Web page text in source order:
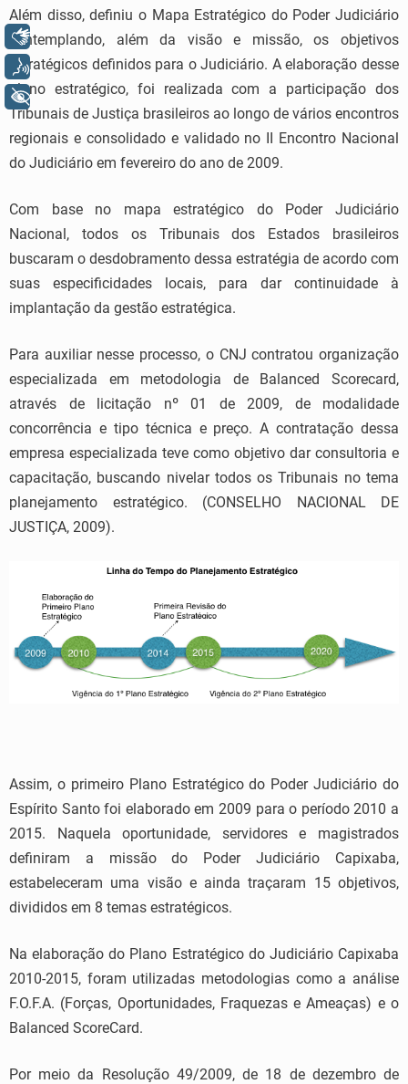
Além disso, definiu o Mapa Estratégico do Poder Judiciário
contemplando, além da visão e missão, os objetivos
estratégicos definidos para o Judiciário. A elaboração desse
plano estratégico, foi realizada com a participação dos
Tribunais de Justiça brasileiros ao longo de vários encontros
regionais e consolidado e validado no II Encontro Nacional
do Judiciário em fevereiro do ano de 2009.
Com base no mapa estratégico do Poder Judiciário
Nacional, todos os Tribunais dos Estados brasileiros
buscaram o desdobramento dessa estratégia de acordo com
suas especificidades locais, para dar continuidade à
implantação da gestão estratégica.
Para auxiliar nesse processo, o CNJ contratou organização
especializada em metodologia de Balanced Scorecard,
através de licitação nº 01 de 2009, de modalidade
concorrência e tipo técnica e preço. A contratação dessa
empresa especializada teve como objetivo dar consultoria e
capacitação, buscando nivelar todos os Tribunais no tema
planejamento estratégico. (CONSELHO NACIONAL DE
JUSTIÇA, 2009).
Assim, o primeiro Plano Estratégico do Poder Judiciário do
Espírito Santo foi elaborado em 2009 para o período 2010 a
2015. Naquela oportunidade, servidores e magistrados
definiram a missão do Poder Judiciário Capixaba,
estabeleceram uma visão e ainda traçaram 15 objetivos,
divididos em 8 temas estratégicos.
Na elaboração do Plano Estratégico do Judiciário Capixaba
2010-2015, foram utilizadas metodologias como a análise
F.O.F.A. (Forças, Oportunidades, Fraquezas e Ameaças) e o
Balanced ScoreCard.
Por meio da Resolução 49/2009, de 18 de dezembro de
Libras
Voz
+ Acessibilidade